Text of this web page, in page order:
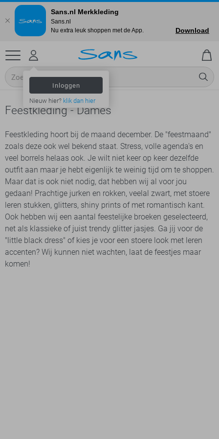
Inloggen
Nieuw hier? klik dan hier
Feestkleding - Dames
Feestkleding hoort bij de maand december. De "feestmaand"
zoals deze ook wel bekend staat. Stress, volle agenda's en
veel borrels helaas ook. Je wilt niet keer op keer dezelfde
outfit aan maar je hebt eigenlijk te weinig tijd om te shoppen.
Maar dat is ook niet nodig, dat hebben wij al voor jou
gedaan! Prachtige jurken en rokken, veelal zwart, met stoere
leren stukken, glitters, shiny prints of met romantisch kant.
Ook hebben wij een aantal feestelijke broeken geselecteerd,
net als klassieke of juist trendy glitter jasjes. Ga jij voor de
"little black dress" of kies je voor een stoere look met leren
accenten? Wij kunnen niet wachten, laat de feestjes maar
komen!
Sans.nl Merkkleding
Sans.nl
Nu extra leuk shoppen met de App.
Download